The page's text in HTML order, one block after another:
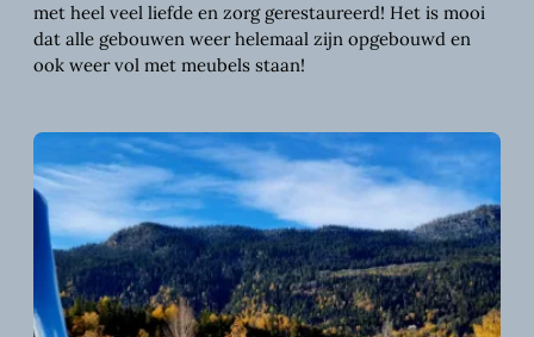
met heel veel liefde en zorg gerestaureerd! Het is mooi
dat alle gebouwen weer helemaal zijn opgebouwd en
ook weer vol met meubels staan!